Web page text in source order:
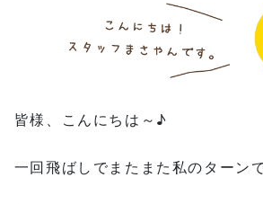
皆様、こんにちは～♪
一回飛ばしでまたまた私のターン